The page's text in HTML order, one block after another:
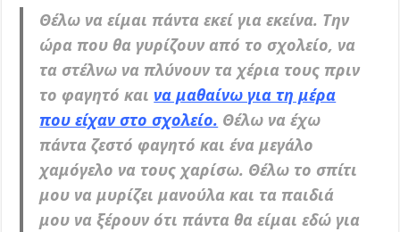
Θέλω να είμαι πάντα εκεί για εκείνα. Την
ώρα που θα γυρίζουν από το σχολείο, να
τα στέλνω να πλύνουν τα χέρια τους πριν
το φαγητό και να μαθαίνω για τη μέρα
που είχαν στο σχολείο. Θέλω να έχω
πάντα ζεστό φαγητό και ένα μεγάλο
χαμόγελο να τους χαρίσω. Θέλω το σπίτι
μου να μυρίζει μανούλα και τα παιδιά
μου να ξέρουν ότι πάντα θα είμαι εδώ για